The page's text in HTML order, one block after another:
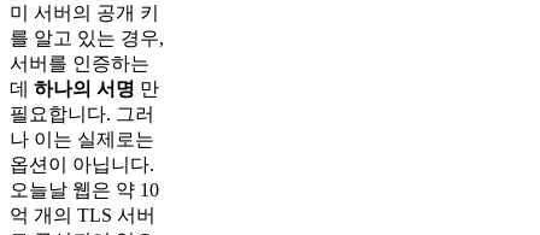
미 서버의 공개 키
를 알고 있는 경우,
서버를 인증하는
데 하나의 서명 만
필요합니다. 그러
나 이는 실제로는
옵션이 아닙니다.
오늘날 웹은 약 10
억 개의 TLS 서버